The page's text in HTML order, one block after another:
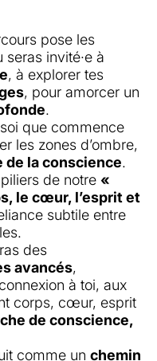
pose les
seras invité·e à
, à explorer tes
, pour amorcer un
.
que commence
les zones d’ombre,
de la conscience.
de notre «
le cœur, l’esprit et
subtile entre
des
avancés,
à toi, aux
corps, cœur, esprit
de conscience,
comme un chemin